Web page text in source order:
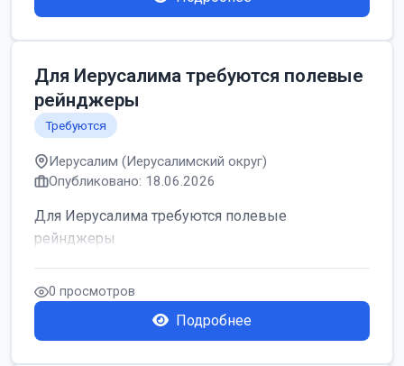
Для Иерусалима требуются полевые
рейнджеры
Требуются
Иерусалим (Иерусалимский округ)
Опубликовано: 18.06.2026
Для Иерусалима требуются полевые
рейнджеры
0 просмотров
Подробнее